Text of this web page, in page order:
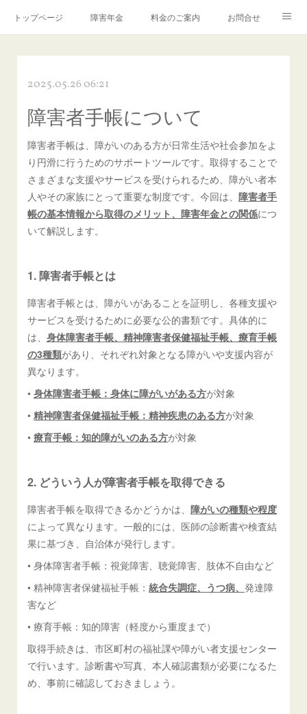
トップページ 障害年金 料金のご案内 お問合せ
2025.05.26 06:21
障害者手帳について
障害者手帳は、障がいのある方が日常生活や社会参加をよ
り円滑に行うためのサポートツールです。取得することで
さまざまな支援やサービスを受けられるため、障がい者本
人やその家族にとって重要な制度です。今回は、障害者手
帳の基本情報から取得のメリット、障害年金との関係につ
いて解説します。
1. 障害者手帳とは
障害者手帳とは、障がいがあることを証明し、各種支援や
サービスを受けるために必要な公的書類です。具体的に
は、身体障害者手帳、精神障害者保健福祉手帳、療育手帳
の3種類があり、それぞれ対象となる障がいや支援内容が
異なります。
•身体障害者手帳：身体に障がいがある方が対象
•精神障害者保健福祉手帳：精神疾患のある方が対象
•療育手帳：知的障がいのある方が対象
2. どういう人が障害者手帳を取得できる
障害者手帳を取得できるかどうかは、障がいの種類や程度
によって異なります。一般的には、医師の診断書や検査結
果に基づき、自治体が発行します。
• 身体障害者手帳：視覚障害、聴覚障害、肢体不自由など
• 精神障害者保健福祉手帳：統合失調症、うつ病、発達障
害など
• 療育手帳：知的障害（軽度から重度まで）
取得手続きは、市区町村の福祉課や障がい者支援センター
で行います。診断書や写真、本人確認書類が必要になるた
め、事前に確認しておきましょう。